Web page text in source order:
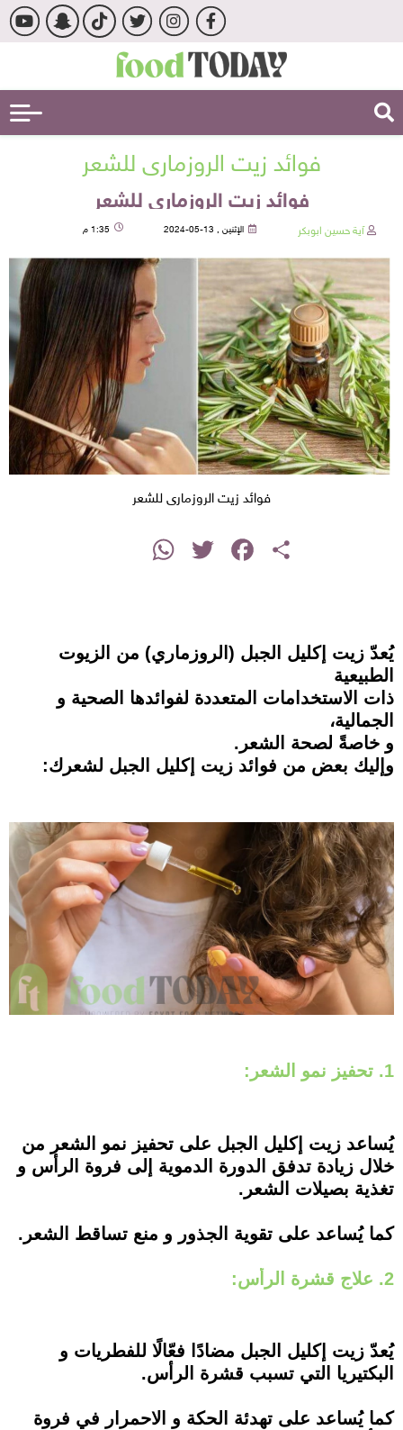
فوائد زيت الروزمارى للشعر
فوائد زيت الروزمارى للشعر
آية حسين ابوبكر الإثنين , 13-05-2024 1:35 م
فوائد زيت الروزمارى للشعر
Share
Facebook
Twitter
WhatsApp
يُعدّ زيت إكليل الجبل (الروزماري) من الزيوت
الطبيعية
ذات الاستخدامات المتعددة لفوائدها الصحية و
الجمالية،
و خاصةً لصحة الشعر.
وإليك بعض من فوائد زيت إكليل الجبل لشعرك:
1. تحفيز نمو الشعر:
يُساعد زيت إكليل الجبل على تحفيز نمو الشعر من
خلال زيادة تدفق الدورة الدموية إلى فروة الرأس و
تغذية بصيلات الشعر.
كما يُساعد على تقوية الجذور و منع تساقط الشعر.
2. علاج قشرة الرأس:
يُعدّ زيت إكليل الجبل مضادًا فعّالًا للفطريات و
البكتيريا التي تسبب قشرة الرأس.
كما يُساعد على تهدئة الحكة و الاحمرار في فروة